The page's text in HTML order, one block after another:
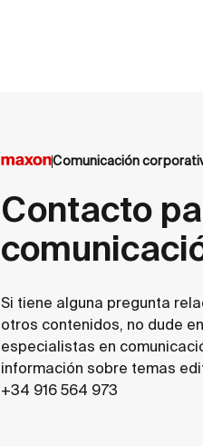
Comunicación
Contacto
Si tiene alguna pregunta
otros contenidos, no dude
especialistas en
información sobre temas
+34 916 564 973